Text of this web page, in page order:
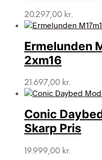
20.297,00 kr.
Ermelunden
2xm16
21.697,00 kr.
Conic
Skarp Pris
19.999,00 kr.